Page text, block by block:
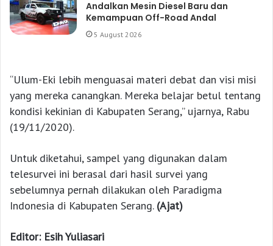
Andalkan Mesin Diesel Baru dan
Kemampuan Off-Road Andal
5 August 2026
“Ulum-Eki lebih menguasai materi debat dan visi misi
yang mereka canangkan. Mereka belajar betul tentang
kondisi kekinian di Kabupaten Serang,” ujarnya, Rabu
(19/11/2020).
Untuk diketahui, sampel yang digunakan dalam
telesurvei ini berasal dari hasil survei yang
sebelumnya pernah dilakukan oleh Paradigma
Indonesia di Kabupaten Serang. (Ajat)
Editor: Esih Yuliasari